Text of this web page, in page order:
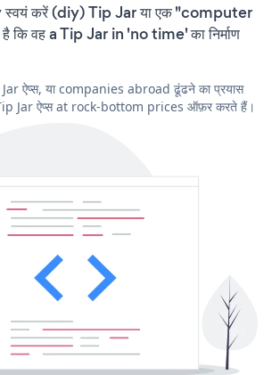
स्वयं करें (diy) Tip Jar या एक "computer
है कि वह a Tip Jar in 'no time' का निर्माण
Jar ऐप्स, या companies abroad ढूंढने का प्रयास
Jar ऐप्स at rock-bottom prices ऑफ़र करते हैं।